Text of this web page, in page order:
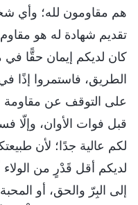
هم مقاومون لله؛ وأي
تقديم شهادة له هو
كان لديكم إيمان حقًّا
الطريق، فاستمروا إذًا
على التوقف عن مقاومة
قبل فوات الأوان،
لكم عالية جدًا؛ لأن
لديكم أقل قَدْرٍ من
إلى البِرّ والحق، أو